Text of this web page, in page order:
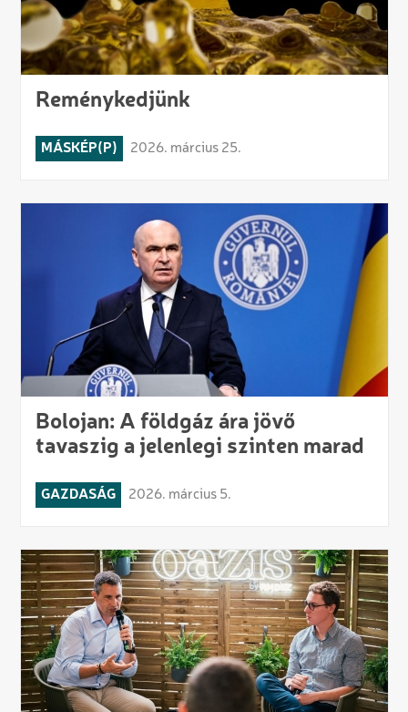
Reménykedjünk
MÁSKÉP(P) 2026. március 25.
Bolojan: A földgáz ára jövő
tavaszig a jelenlegi szinten marad
GAZDASÁG 2026. március 5.